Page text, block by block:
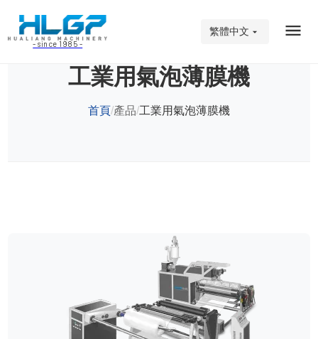
- since 1985 -
繁體中文
工業用氣泡薄膜機
首頁/產品/工業用氣泡薄膜機